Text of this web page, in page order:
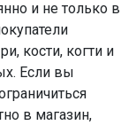
и не только в
кости, когти и
Если вы
в магазин,